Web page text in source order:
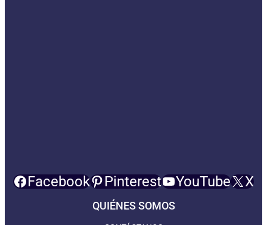
Facebook Pinterest YouTube X
QUIÉNES SOMOS